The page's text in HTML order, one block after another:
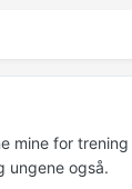
mine for trening
ungene også.